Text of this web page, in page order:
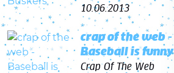
10.06.2013
crap of the web -
Baseball is funny
Crap Of The Web